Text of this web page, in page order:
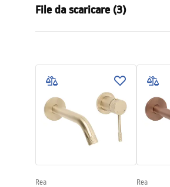
Metodo di installazione
Colore
Gamma beccuccio
Altezza
Tecnologia del rivestimento
Diametro di connessione
Garanzia
File da scaricare (3)
Warranty_Terms_and_Conditions_
Informazioni sulla sicurezza
Safety_Information_Faucets.pdf
Rea Rea